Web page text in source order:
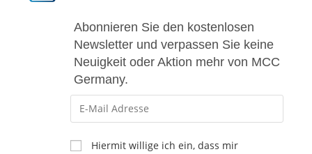
Abonnieren Sie den kostenlosen
Newsletter und verpassen Sie keine
Neuigkeit oder Aktion mehr von MCC
Germany.
Hiermit willige ich ein, dass mir